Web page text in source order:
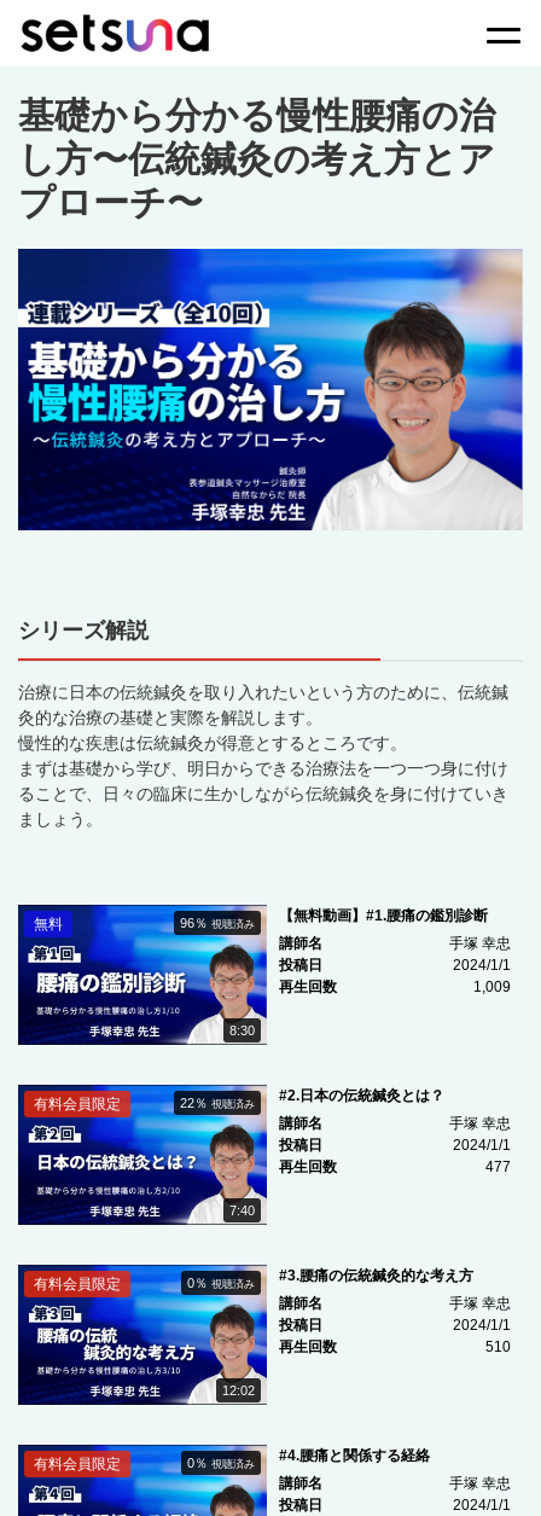
基礎から分かる慢性腰痛の治
し方〜伝統鍼灸の考え方とア
プローチ〜
シリーズ解説
治療に日本の伝統鍼灸を取り入れたいという方のために、伝統鍼
灸的な治療の基礎と実際を解説します。
慢性的な疾患は伝統鍼灸が得意とするところです。
まずは基礎から学び、明日からできる治療法を一つ一つ身に付け
ることで、日々の臨床に生かしながら伝統鍼灸を身に付けていき
ましょう。
8:30
96％視聴済み
無料
【無料動画】#1.腰痛の鑑別診断
講師名
手塚 幸忠
投稿日
2024/1/1
再生回数
1,009
7:40
22％視聴済み
有料会員限定
#2.日本の伝統鍼灸とは？
講師名
手塚 幸忠
投稿日
2024/1/1
再生回数
477
12:02
0％視聴済み
有料会員限定
#3.腰痛の伝統鍼灸的な考え方
講師名
手塚 幸忠
投稿日
2024/1/1
再生回数
510
0％視聴済み
有料会員限定
#4.腰痛と関係する経絡
講師名
手塚 幸忠
投稿日
2024/1/1